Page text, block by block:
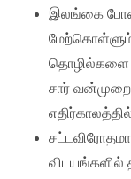
இலங்கை
மேற்கொள்ளும்
தொழில்களை
சார்
எதிர்காலத்தில்